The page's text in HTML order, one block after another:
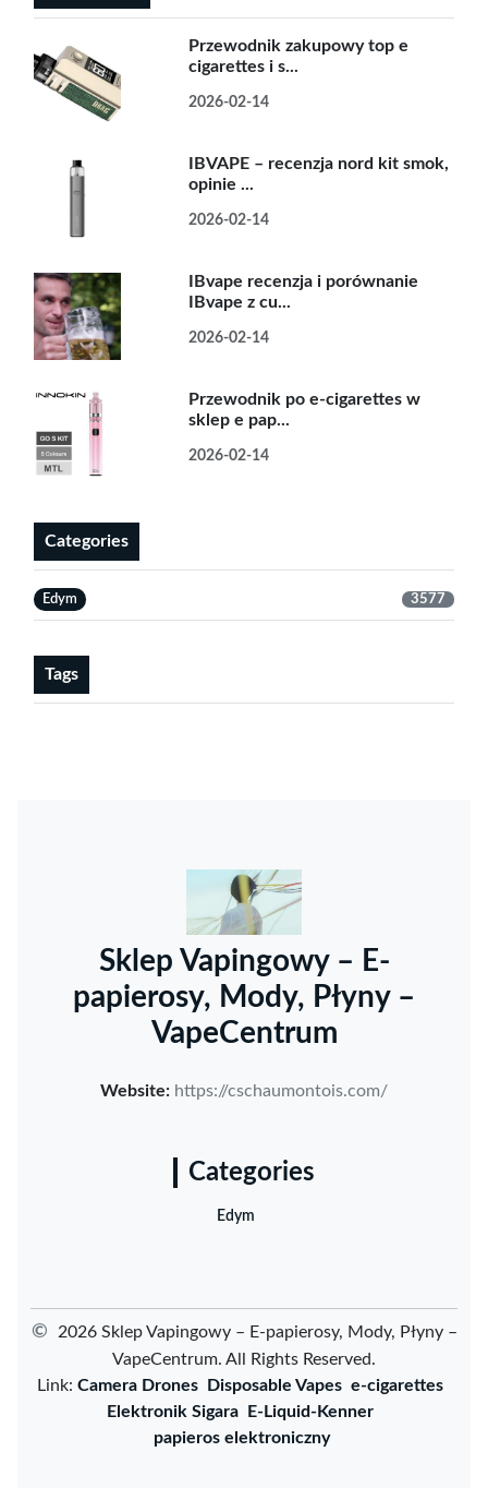
Przewodnik zakupowy top e
cigarettes i s...
2026-02-14
IBVAPE – recenzja nord kit smok,
opinie ...
2026-02-14
IBvape recenzja i porównanie
IBvape z cu...
2026-02-14
Przewodnik po e-cigarettes w
sklep e pap...
2026-02-14
Categories
Edym 3577
Tags
Sklep Vapingowy – E-
papierosy, Mody, Płyny –
VapeCentrum
Website: https://cschaumontois.com/
Categories
Edym
©
2026 Sklep Vapingowy – E-papierosy, Mody, Płyny –
VapeCentrum. All Rights Reserved.
Link: Camera Drones Disposable Vapes e-cigarettes
Elektronik Sigara
E-Liquid-Kenner
papieros elektroniczny